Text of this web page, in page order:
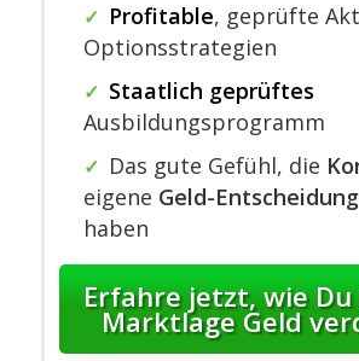
✓ Profitable, geprüfte
Optionsstrategien
✓ Staatlich geprüftes
Ausbildungsprogramm
✓ Das gute Gefühl, die
eigene Geld-
haben
Erfahre jetzt, wie
Marktlage Geld